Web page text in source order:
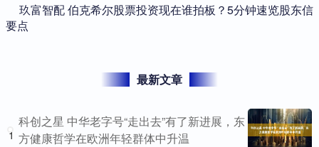
​玖富智配 伯克希尔股票投资现在谁拍板？5分钟速览股东信
要点
最新文章
1
科创之星 中华老字号“走出去”有了新进展，东
方健康哲学在欧洲年轻群体中升温